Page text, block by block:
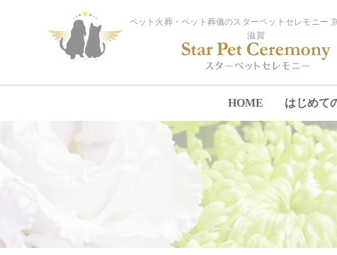
ペット火葬・ペット葬儀のスターペットセレモニー
滋賀
HOME はじめて